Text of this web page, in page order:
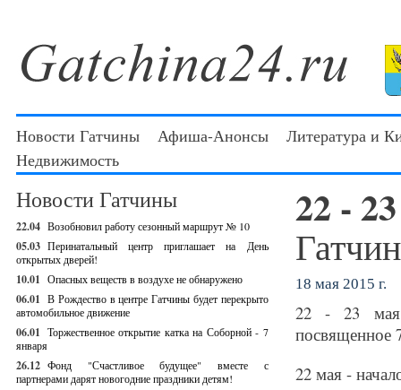
Новости Гатчины Афиша-Анонсы
Литература и
Недвижимость
Новости Гатчины
22.04 Возобновил работу сезонный маршрут № 10
05.03 Перинатальный центр приглашает на День
открытых дверей!
10.01 Опасных веществ в воздухе не обнаружено
06.01 В Рождество в центре Гатчины будет перекрыто
автомобильное движение
06.01 Торжественное открытие катка на Соборной - 7
января
26.12 Фонд "Счастливое будущее" вместе с
партнерами дарят новогодние праздники детям!
22 -
18 мая 2015 г.
22 - 23 мая
посвященное
22 мая -